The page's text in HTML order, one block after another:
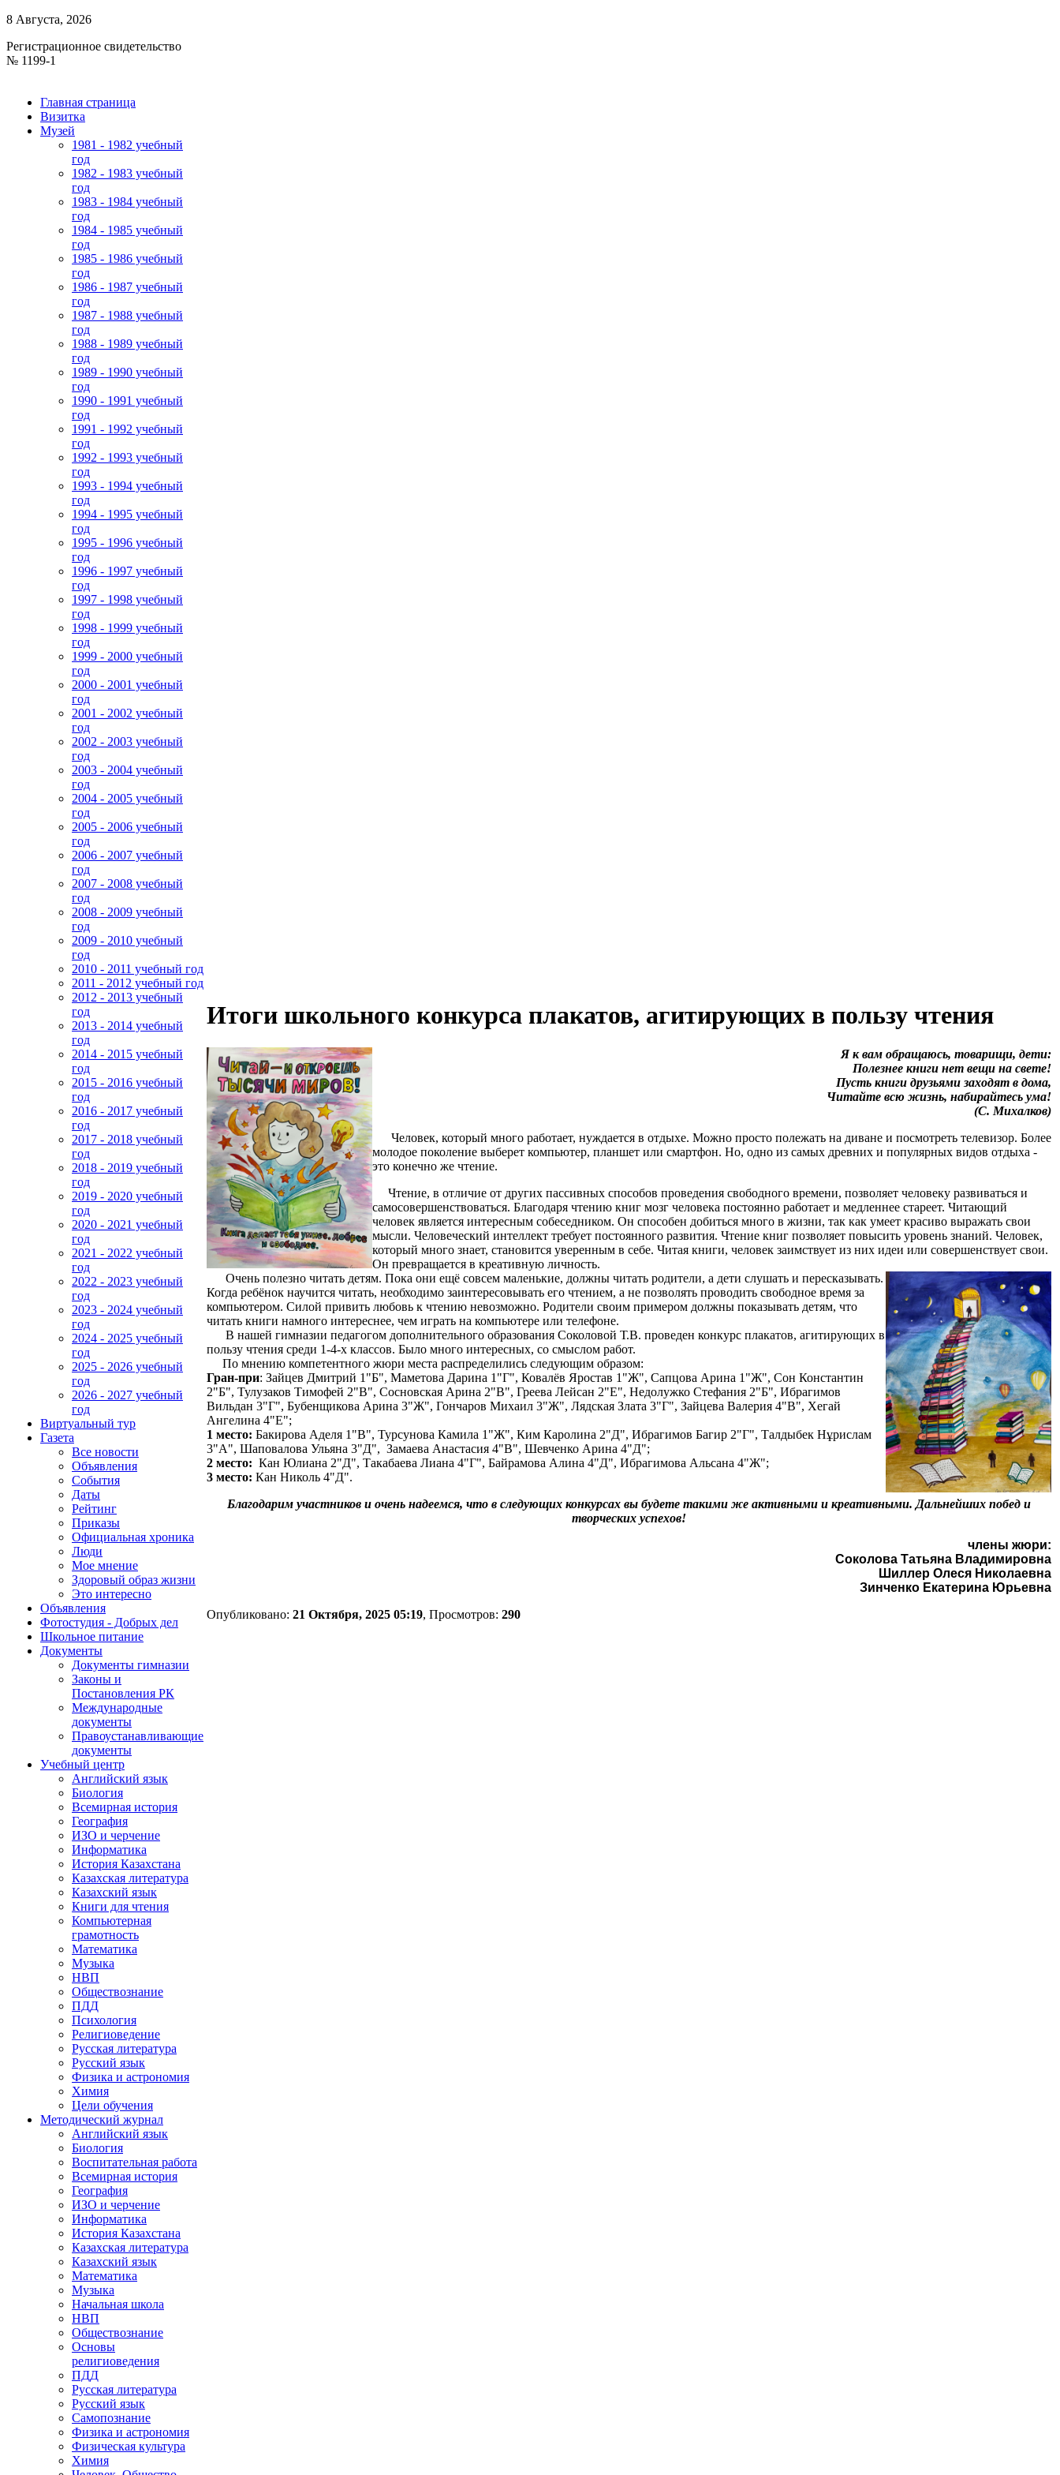
8 Августа, 2026
Регистрационное свидетельство
№ 1199-1
Главная страница
Визитка
Музей
1981 - 1982 учебный
год
1982 - 1983 учебный
год
1983 - 1984 учебный
год
1984 - 1985 учебный
год
1985 - 1986 учебный
год
1986 - 1987 учебный
год
1987 - 1988 учебный
год
1988 - 1989 учебный
год
1989 - 1990 учебный
год
1990 - 1991 учебный
год
1991 - 1992 учебный
год
1992 - 1993 учебный
год
1993 - 1994 учебный
год
1994 - 1995 учебный
год
1995 - 1996 учебный
год
1996 - 1997 учебный
год
1997 - 1998 учебный
год
1998 - 1999 учебный
год
1999 - 2000 учебный
год
2000 - 2001 учебный
год
2001 - 2002 учебный
год
2002 - 2003 учебный
год
2003 - 2004 учебный
год
2004 - 2005 учебный
год
2005 - 2006 учебный
год
2006 - 2007 учебный
год
2007 - 2008 учебный
год
2008 - 2009 учебный
год
2009 - 2010 учебный
год
2010 - 2011 учебный год
2011 - 2012 учебный год
2012 - 2013 учебный
год
2013 - 2014 учебный
год
2014 - 2015 учебный
год
2015 - 2016 учебный
год
2016 - 2017 учебный
год
2017 - 2018 учебный
год
2018 - 2019 учебный
год
2019 - 2020 учебный
год
2020 - 2021 учебный
год
2021 - 2022 учебный
год
2022 - 2023 учебный
год
2023 - 2024 учебный
год
2024 - 2025 учебный
год
2025 - 2026 учебный
год
2026 - 2027 учебный
год
Виртуальный тур
Газета
Все новости
Объявления
События
Даты
Рейтинг
Приказы
Официальная хроника
Люди
Мое мнение
Здоровый образ жизни
Это интересно
Объявления
Фотостудия - Добрых дел
Школьное питание
Документы
Документы гимназии
Законы и
Постановления РК
Международные
документы
Правоустанавливающие
документы
Учебный центр
Английский язык
Биология
Всемирная история
География
ИЗО и черчение
Информатика
История Казахстана
Казахская литература
Казахский язык
Книги для чтения
Компьютерная
грамотность
Математика
Музыка
НВП
Обществознание
ПДД
Психология
Религиоведение
Русская литература
Русский язык
Физика и астрономия
Химия
Цели обучения
Методический журнал
Английский язык
Биология
Воспитательная работа
Всемирная история
География
ИЗО и черчение
Информатика
История Казахстана
Казахская литература
Казахский язык
Математика
Музыка
Начальная школа
НВП
Обществознание
Основы
религиоведения
ПДД
Русская литература
Русский язык
Самопознание
Физика и астрономия
Физическая культура
Химия
Итоги школьного конкурса плакатов, агитирующих в пользу чтения
Я к вам обращаюсь, товарищи, дети:
Полезнее книги нет вещи на свете!
Пусть книги друзьями заходят в дома,
Читайте всю жизнь, набирайтесь ума!
(С. Михалков)
Человек, который много работает, нуждается в отдыхе. Можно просто полежать на диване и посмотреть телевизор. Более
молодое поколение выберет компьютер, планшет или смартфон. Но, одно из самых древних и популярных видов отдыха -
это конечно же чтение.
Чтение, в отличие от других пассивных способов проведения свободного времени, позволяет человеку развиваться и
самосовершенствоваться. Благодаря чтению книг мозг человека постоянно работает и медленнее стареет. Читающий
человек является интересным собеседником. Он способен добиться много в жизни, так как умеет красиво выражать свои
мысли. Человеческий интеллект требует постоянного развития. Чтение книг позволяет повысить уровень знаний. Человек,
который много знает, становится уверенным в себе. Читая книги, человек заимствует из них идеи или совершенствует свои.
Он превращается в креативную личность.
Очень полезно читать детям. Пока они ещё совсем маленькие, должны читать родители, а дети слушать и пересказывать.
Когда ребёнок научится читать, необходимо заинтересовывать его чтением, а не позволять проводить свободное время за
компьютером. Силой привить любовь к чтению невозможно. Родители своим примером должны показывать детям, что
читать книги намного интереснее, чем играть на компьютере или телефоне.
В нашей гимназии педагогом дополнительного образования Соколовой Т.В. проведен конкурс плакатов, агитирующих в
пользу чтения среди 1-4-х классов. Было много интересных, со смыслом работ.
По мнению компетентного жюри места распределились следующим образом:
Гран-при: Зайцев Дмитрий 1"Б", Маметова Дарина 1"Г", Ковалёв Яростав 1"Ж", Сапцова Арина 1"Ж", Сон Константин
2"Б", Тулузаков Тимофей 2"В", Сосновская Арина 2"В", Греева Лейсан 2"Е", Недолужко Стефания 2"Б", Ибрагимов
Вильдан 3"Г", Бубенщикова Арина 3"Ж", Гончаров Михаил 3"Ж", Лядская Злата 3"Г", Зайцева Валерия 4"В", Хегай
Ангелина 4"Е";
1 место: Бакирова Аделя 1"В", Турсунова Камила 1"Ж", Ким Каролина 2"Д", Ибрагимов Багир 2"Г", Талдыбек Нұрислам
3"А", Шаповалова Ульяна 3"Д", Замаева Анастасия 4"В", Шевченко Арина 4"Д";
2 место: Кан Юлиана 2"Д", Такабаева Лиана 4"Г", Байрамова Алина 4"Д", Ибрагимова Альсана 4"Ж";
3 место: Кан Николь 4"Д".
Благодарим участников и очень надеемся, что в следующих конкурсах вы будете такими же активными и креативными. Дальнейших побед и
творческих успехов!
члены жюри:
Соколова Татьяна Владимировна
Шиллер Олеся Николаевна
Зинченко Екатерина Юрьевна
Опубликовано: 21 Октября, 2025 05:19, Просмотров: 290